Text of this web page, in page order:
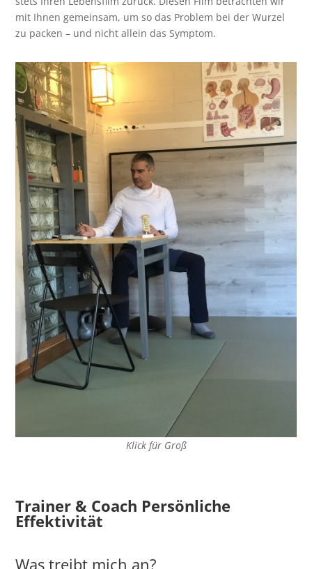
mit Ihnen gemeinsam, um so das Problem bei der Wurzel
zu packen – und nicht allein das Symptom.
Klick für Groß
Trainer & Coach Persönliche
Effektivität
Was treibt mich an?